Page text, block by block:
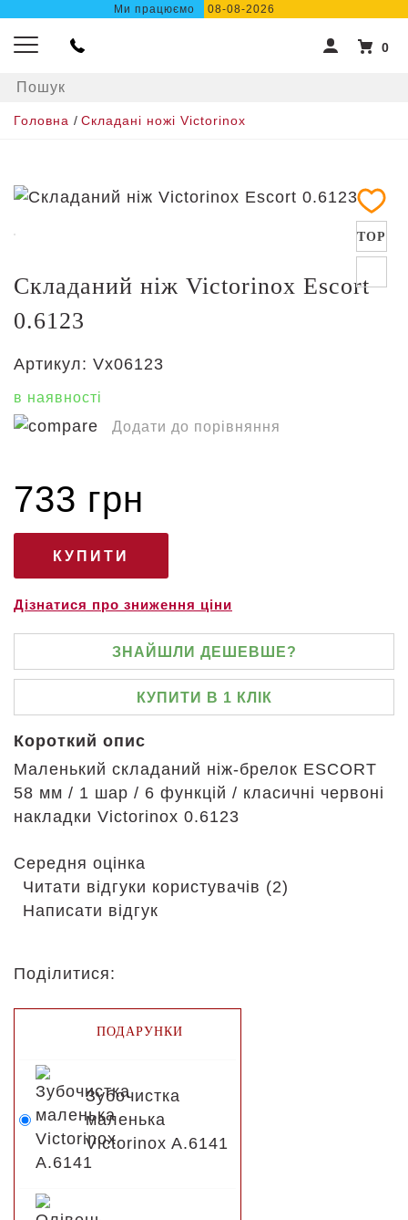
Ми працюємо 08-08-2026
0
Головна / Складані ножі Victorinox
TOP
Складаний ніж Victorinox Escort
0.6123
Артикул: Vx06123
в наявності
Додати до порівняння
733 грн
Дізнатися про зниження ціни
ЗНАЙШЛИ ДЕШЕВШЕ?
КУПИТИ В 1 КЛІК
Короткий опис
Маленький складаний ніж-брелок ESCORT
58 мм / 1 шар / 6 функцій / класичні червоні
накладки Victorinox 0.6123
Середня оцінка
Читати відгуки користувачів (2)
Написати відгук
Поділитися:
ПОДАРУНКИ
Зубочистка
маленька
Victorinox A.6141